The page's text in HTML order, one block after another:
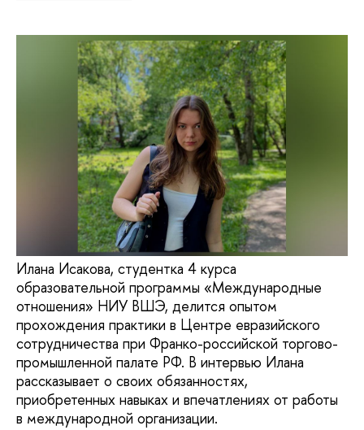
Илана Исакова, студентка 4 курса
образовательной программы «Международные
отношения» НИУ ВШЭ, делится опытом
прохождения практики в Центре евразийского
сотрудничества при Франко-российской торгово-
промышленной палате РФ. В интервью Илана
рассказывает о своих обязанностях,
приобретенных навыках и впечатлениях от работы
в международной организации.